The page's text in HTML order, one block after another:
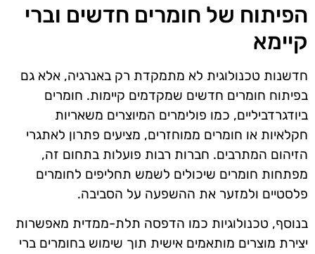
הפיתוח של חומרים חדשים וברי
קיימא
חדשנות טכנולוגית לא מתמקדת רק באנרגיה, אלא גם
בפיתוח חומרים חדשים שמקדמים קיימות. חומרים
ביודגרדביליים, כמו פולימרים המיוצרים משאריות
חקלאיות או חומרים ממוחזרים, מציעים פתרון לאתגרי
הזיהום המתרבים. חברות רבות פועלות בתחום זה,
מפתחות חומרים שיכולים לשמש תחליפים לחומרים
פלסטיים ולמזער את ההשפעה על הסביבה.
בנוסף, טכנולוגיות כמו הדפסה תלת-ממדית מאפשרות
יצירת מוצרים מותאמים אישית תוך שימוש בחומרים ברי